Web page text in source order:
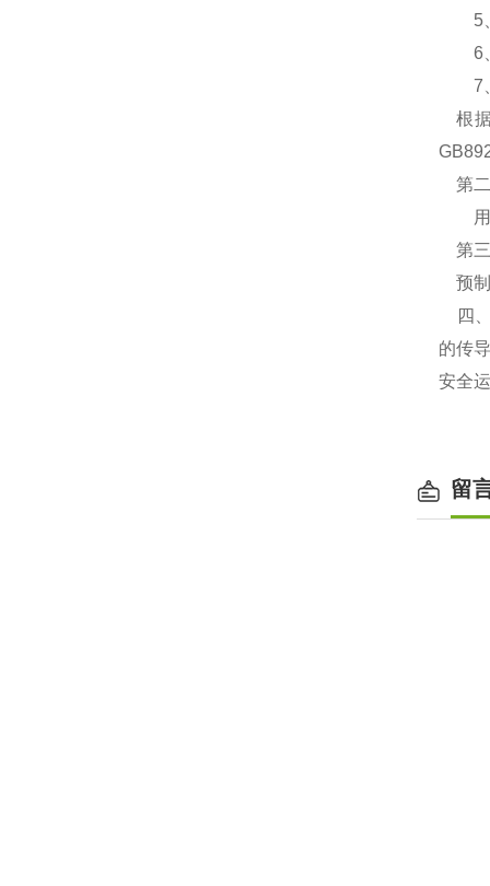
5、
6、
7、
根据
第二
用高
第三
预制
四、
的传
安全
留